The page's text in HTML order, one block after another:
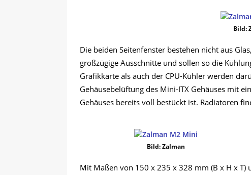
Bild:
Die beiden Seitenfenster bestehen nicht aus
großzügige Ausschnitte und sollen so die
Grafikkarte als auch der CPU-Kühler werden
Gehäusebelüftung des Mini-ITX Gehäuses mit
Gehäuses bereits voll bestückt ist. Radiatoren
Bild: Zalman
Mit Maßen von 150 x 235 x 328 mm (B x H x